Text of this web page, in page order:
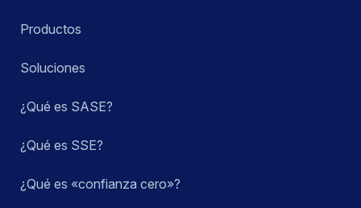
Productos
Soluciones
¿Qué es SASE?
¿Qué es SSE?
¿Qué es «confianza cero»?